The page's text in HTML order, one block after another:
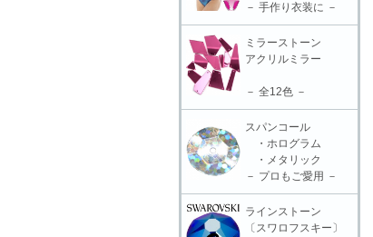
－ 手作り衣装に －
ミラーストーン
アクリルミラー
－ 全12色 －
スパンコール
・ホログラム
・メタリック
－ プロもご愛用 －
ラインストーン
〔スワロフスキー〕